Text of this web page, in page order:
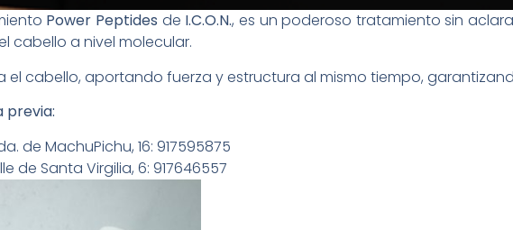
Power Peptides de I.C.O.N., es un poderoso tratamiento sin
cabello a nivel molecular.
el cabello, aportando fuerza y estructura al mismo tiempo,
previa:
de MachuPichu, 16: 917595875
de Santa Virgilia, 6: 917646557